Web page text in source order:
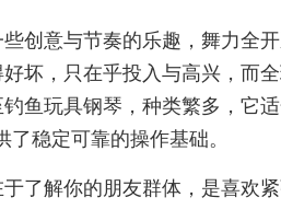
创意与节奏的乐趣，舞力全
坏，只在乎投入与高兴，而
鱼玩具钢琴，种类繁多，它
稳定可靠的操作基础。
了解你的朋友群体，是喜欢